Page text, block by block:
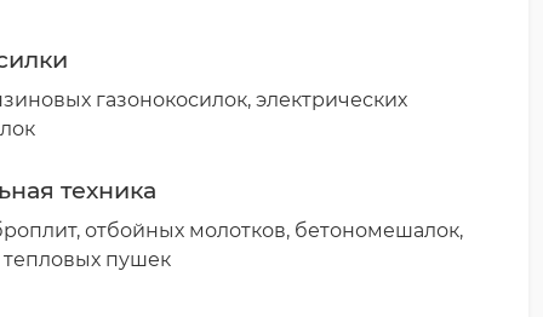
газонокосилок, электрических
техника
отбойных молотков, бетономешалок,
пушек